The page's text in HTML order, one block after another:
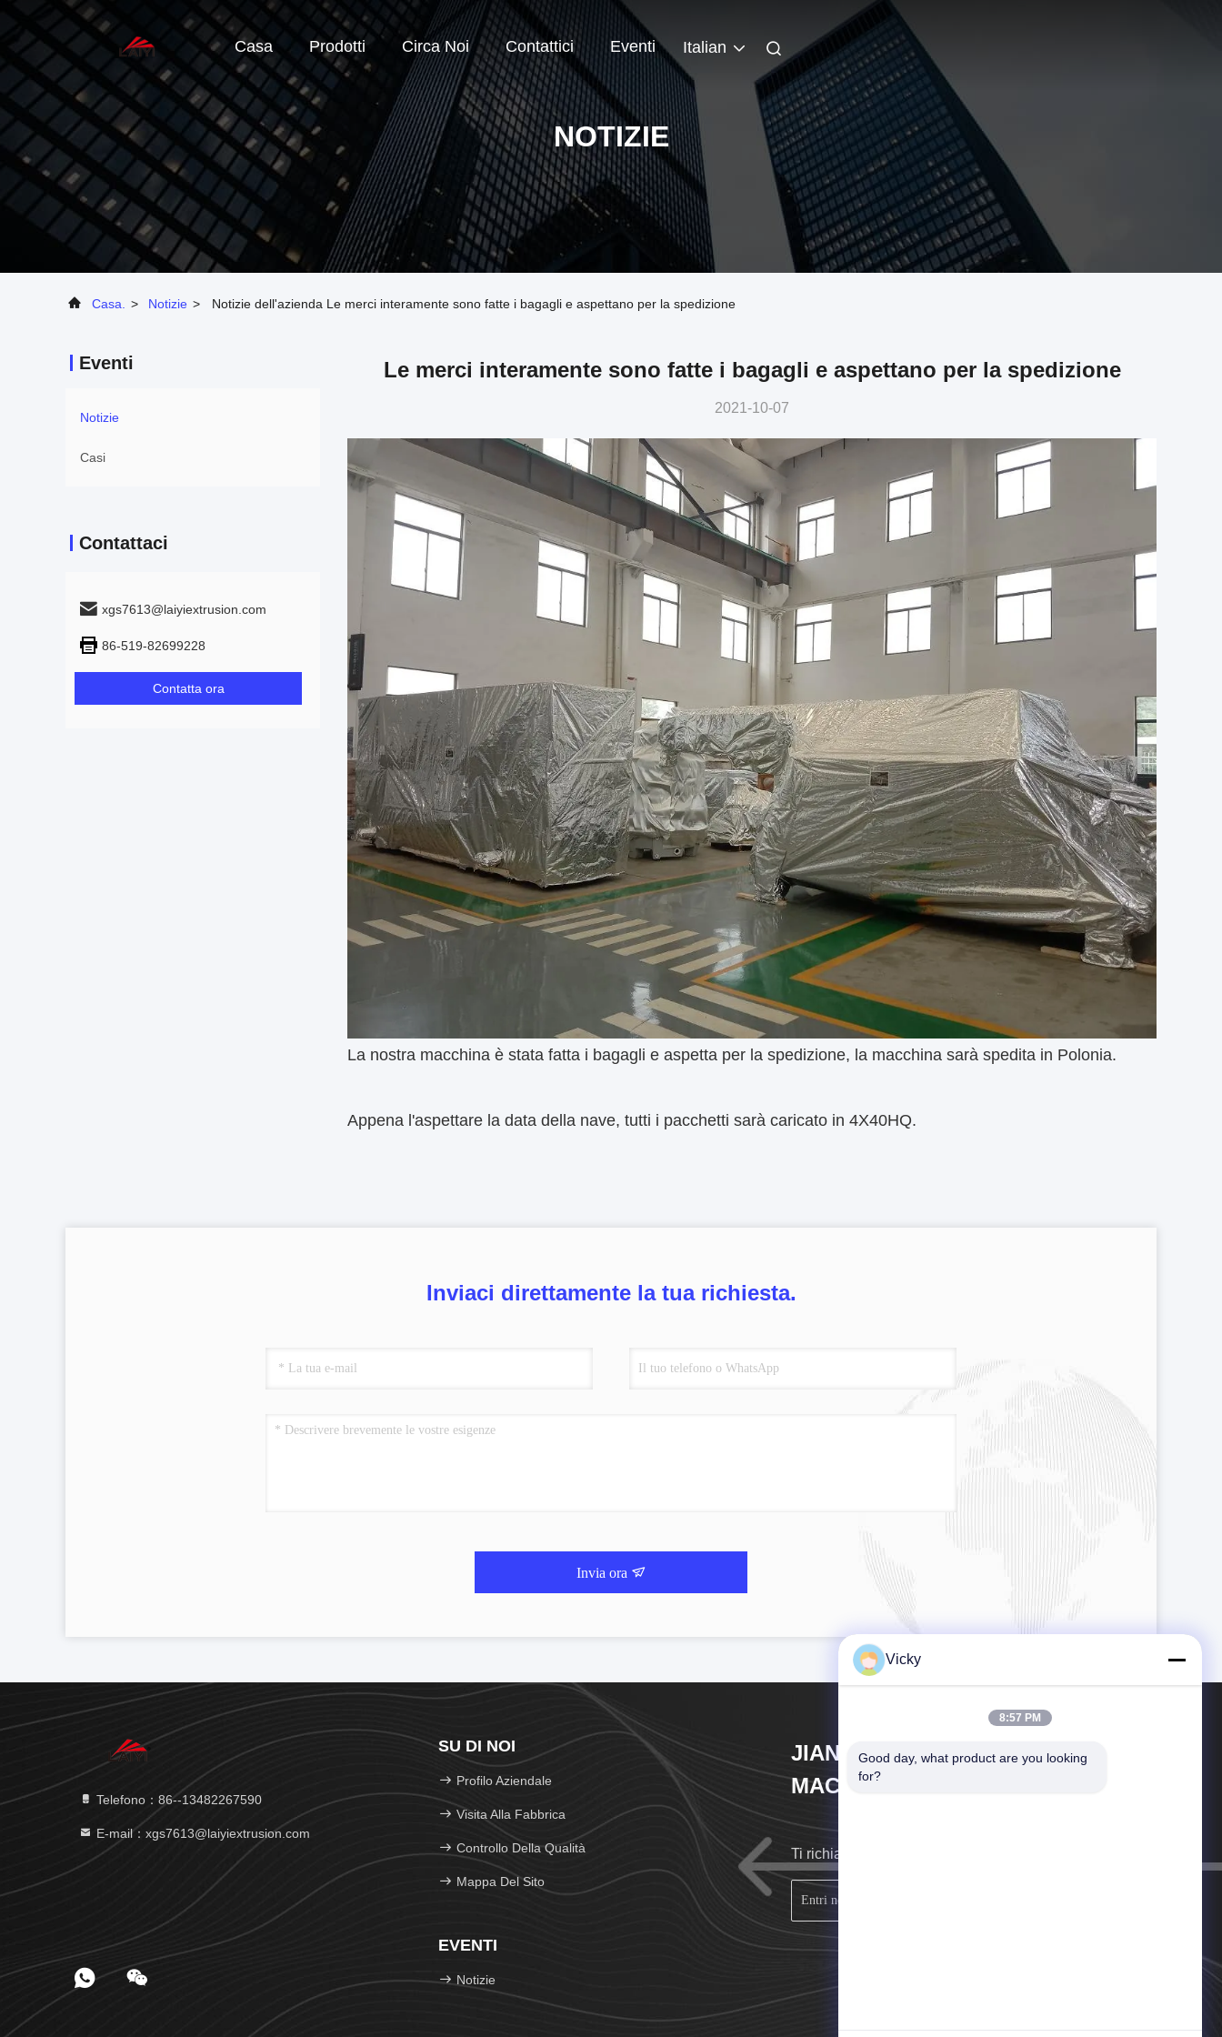
Casa Prodotti Circa Noi Contattici Eventi Italian
NOTIZIE
Casa. > Notizie > Notizie dell'azienda Le merci interamente sono fatte i bagagli e aspettano per la spedizione
Eventi
Notizie
Casi
Contattaci
xgs7613@laiyiextrusion.com
86-519-82699228
Contatta ora
Le merci interamente sono fatte i bagagli e aspettano per la spedizione
2021-10-07
La nostra macchina è stata fatta i bagagli e aspetta per la spedizione, la macchina sarà spedita in Polonia.
Appena l'aspettare la data della nave, tutti i pacchetti sarà caricato in 4X40HQ.
Inviaci direttamente la tua richiesta.
Invia ora
Telefono：86--13482267590
E-mail：xgs7613@laiyiextrusion.com
SU DI NOI
Profilo Aziendale
Visita Alla Fabbrica
Controllo Della Qualità
Mappa Del Sito
EVENTI
Notizie
JIANGSU LAIYI PACKING
MACHINERY CO.,LTD.
Ti richiameremo il prima possibile.
Vicky
8:57 PM
Good day, what product are you looking
for?